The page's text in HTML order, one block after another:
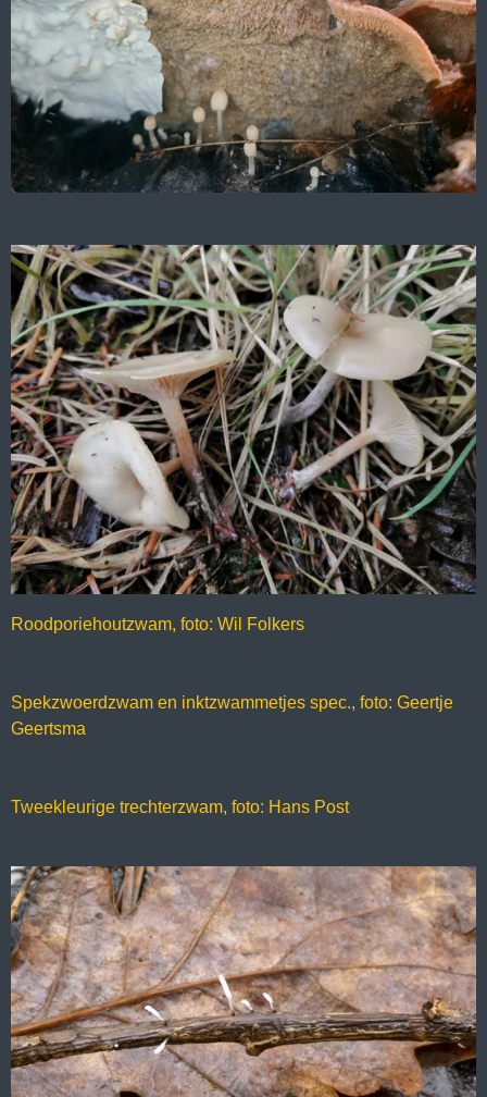
Roodporiehoutzwam, foto: Wil Folkers
Spekzwoerdzwam en inktzwammetjes spec., foto: Geertje
Geertsma
Tweekleurige trechterzwam, foto: Hans Post